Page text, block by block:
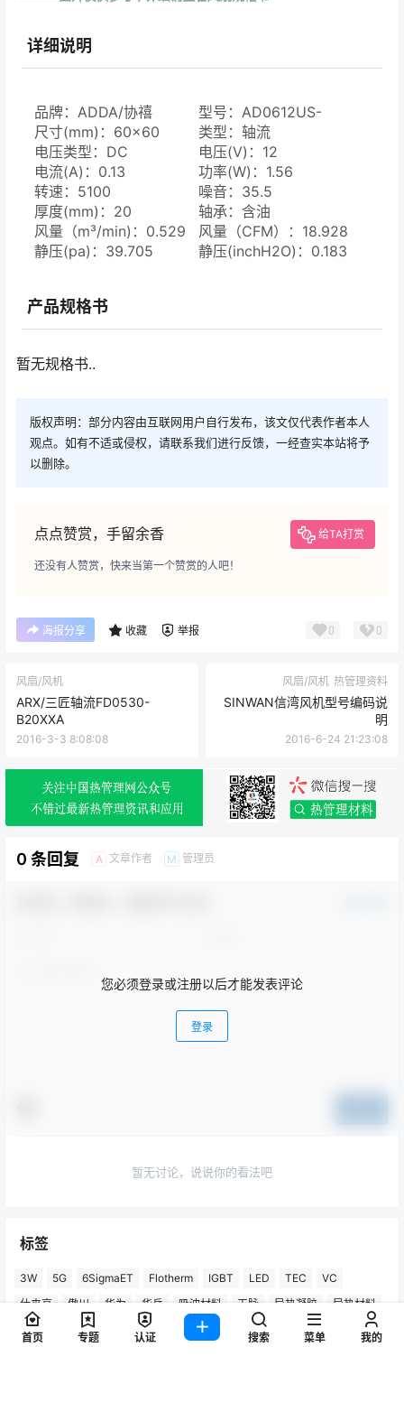
详细说明
品牌：ADDA/协禧
型号：AD0612US-
C70GL(T)
尺寸(mm)：60×60
类型：轴流
电压类型：DC
电压(V)：12
电流(A)：0.13
功率(W)：1.56
转速：5100
噪音：35.5
厚度(mm)：20
轴承：含油
风量（m³/min)：0.529
风量（CFM）：18.928
静压(pa)：39.705
静压(inchH2O)：0.183
产品规格书
暂无规格书..
版权声明：部分内容由互联网用户自行发布，该文仅代表作者本人
观点。如有不适或侵权，请联系我们进行反馈，一经查实本站将予
以删除。
点点赞赏，手留余香 给TA打赏
还没有人赞赏，快来当第一个赞赏的人吧！
海报分享 收藏 举报 0 0
风扇/风机
ARX/三匠轴流FD0530-
B20XXA
2016-3-3 8:08:08
风扇/风机 热管理资料
SINWAN信湾风机型号编码说
明
2016-6-24 21:23:08
0 条回复 A 文章作者 M 管理员
您必须登录或注册以后才能发表评论
登录
暂无讨论，说说你的看法吧
标签
3W 5G 6SigmaET Flotherm IGBT LED TEC
VC
仕来高
傲川 华为 华岳 吸波材料 天脉 导热凝胶
导热材料
导热硅胶片
导热硅脂 小米 手机 散热器 数据中心
首页 专题 认证 搜索 菜单 我的